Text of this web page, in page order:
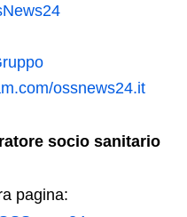
ossnews24.it
socio sanitario
pagina: